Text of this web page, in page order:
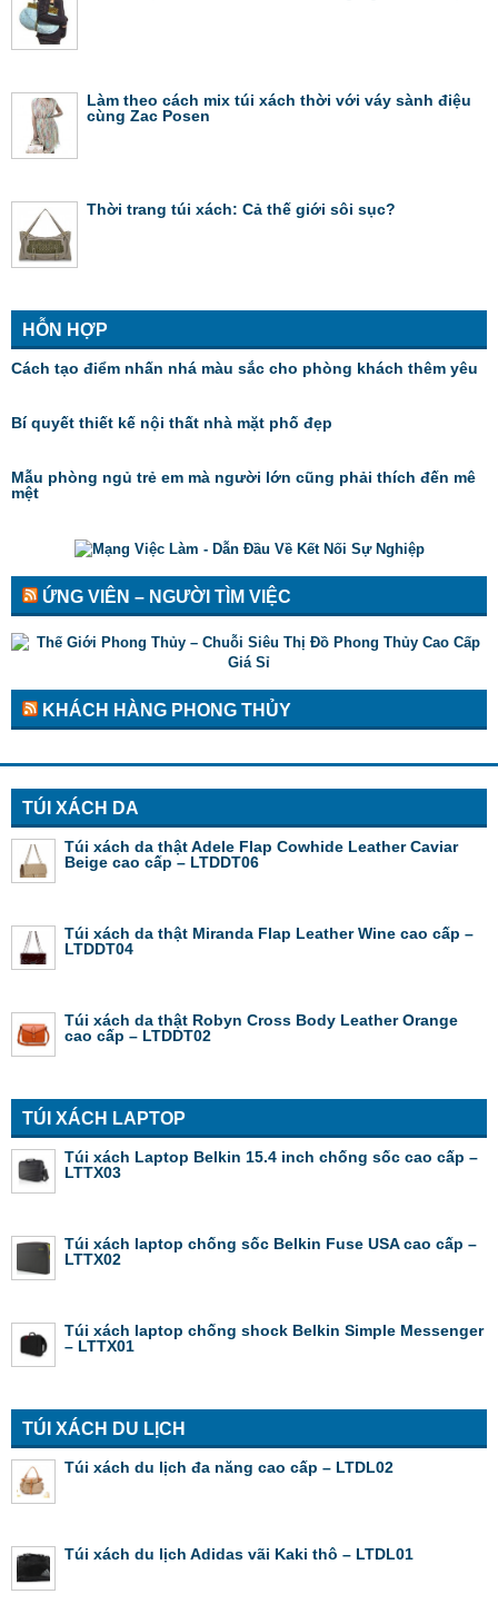
Làm theo cách mix túi xách thời với váy sành điệu
cùng Zac Posen
Thời trang túi xách: Cả thế giới sôi sục?
HỖN HỢP
Cách tạo điểm nhấn nhá màu sắc cho phòng khách thêm yêu
Bí quyết thiết kế nội thất nhà mặt phố đẹp
Mẫu phòng ngủ trẻ em mà người lớn cũng phải thích đến mê
mệt
ỨNG VIÊN – NGƯỜI TÌM VIỆC
KHÁCH HÀNG PHONG THỦY
TÚI XÁCH DA
Túi xách da thật Adele Flap Cowhide Leather Caviar
Beige cao cấp – LTDDT06
Túi xách da thật Miranda Flap Leather Wine cao cấp –
LTDDT04
Túi xách da thật Robyn Cross Body Leather Orange
cao cấp – LTDDT02
TÚI XÁCH LAPTOP
Túi xách Laptop Belkin 15.4 inch chống sốc cao cấp –
LTTX03
Túi xách laptop chống sốc Belkin Fuse USA cao cấp –
LTTX02
Túi xách laptop chống shock Belkin Simple Messenger
– LTTX01
TÚI XÁCH DU LỊCH
Túi xách du lịch đa năng cao cấp – LTDL02
Túi xách du lịch Adidas vãi Kaki thô – LTDL01